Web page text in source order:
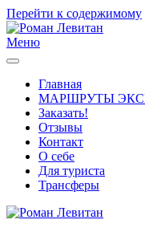
Перейти к содержимому
Меню
Главная
МАРШРУТЫ
Заказать!
Отзывы
Контакт
О себе
Для туриста
Трансферы